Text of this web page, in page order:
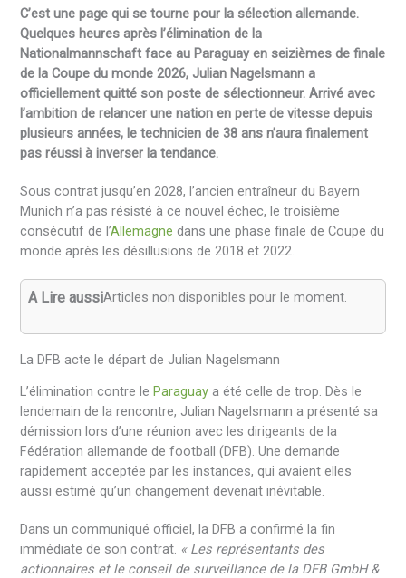
C’est une page qui se tourne pour la sélection allemande.
Quelques heures après l’élimination de la
Nationalmannschaft face au Paraguay en seizièmes de finale
de la Coupe du monde 2026, Julian Nagelsmann a
officiellement quitté son poste de sélectionneur. Arrivé avec
l’ambition de relancer une nation en perte de vitesse depuis
plusieurs années, le technicien de 38 ans n’aura finalement
pas réussi à inverser la tendance.
Sous contrat jusqu’en 2028, l’ancien entraîneur du Bayern
Munich n’a pas résisté à ce nouvel échec, le troisième
consécutif de l’Allemagne dans une phase finale de Coupe du
monde après les désillusions de 2018 et 2022.
A Lire aussiArticles non disponibles pour le moment.
La DFB acte le départ de Julian Nagelsmann
L’élimination contre le Paraguay a été celle de trop. Dès le
lendemain de la rencontre, Julian Nagelsmann a présenté sa
démission lors d’une réunion avec les dirigeants de la
Fédération allemande de football (DFB). Une demande
rapidement acceptée par les instances, qui avaient elles
aussi estimé qu’un changement devenait inévitable.
Dans un communiqué officiel, la DFB a confirmé la fin
immédiate de son contrat. « Les représentants des
actionnaires et le conseil de surveillance de la DFB GmbH &